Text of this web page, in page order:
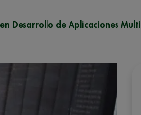
Desarrollo de Aplicaciones